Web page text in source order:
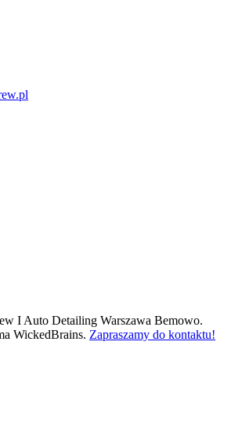
I Auto Detailing Warszawa Bemowo.
WickedBrains. Zapraszamy do kontaktu!